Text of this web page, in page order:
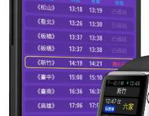
22:43
準時到
區間
2562
22:55
準時到
自強
285
23:26
準時到
區間
2561